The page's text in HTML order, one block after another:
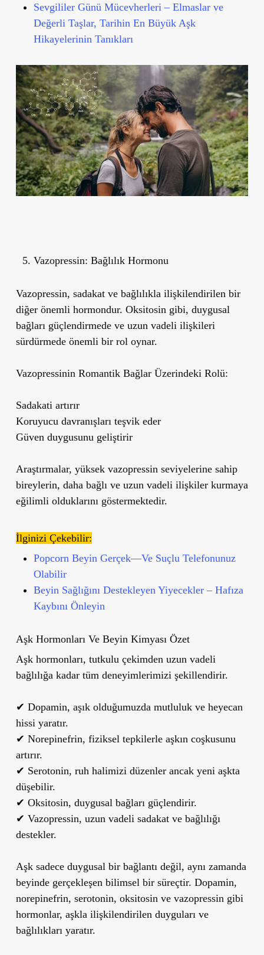
Sevgililer Günü Mücevherleri – Elmaslar ve
Değerli Taşlar, Tarihin En Büyük Aşk
Hikayelerinin Tanıkları
Vazopressin: Bağlılık Hormonu
Vazopressin, sadakat ve bağlılıkla ilişkilendirilen bir
diğer önemli hormondur. Oksitosin gibi, duygusal
bağları güçlendirmede ve uzun vadeli ilişkileri
sürdürmedeönemli bir rol oynar.
Vazopressinin Romantik Bağlar Üzerindeki Rolü:
Sadakati artırır
Koruyucu davranışları teşvik eder
Güven duygusunu geliştirir
Araştırmalar, yüksek vazopressin seviyelerine sahip
bireylerin, daha bağlı ve uzun vadeli ilişkiler kurmaya
eğilimli olduklarını göstermektedir.
İlginizi Çekebilir:
Popcorn Beyin Gerçek—Ve Suçlu Telefonunuz
Olabilir
Beyin Sağlığını Destekleyen Yiyecekler – Hafıza
Kaybını Önleyin
Aşk Hormonları Ve Beyin Kimyası Özet
Aşk hormonları, tutkulu çekimden uzun vadeli
bağlılığa kadar tüm deneyimlerimizi şekillendirir.
✔ Dopamin, aşık olduğumuzda mutluluk ve heyecan
hissi yaratır.
✔ Norepinefrin, fiziksel tepkilerle aşkın coşkusunu
artırır.
✔ Serotonin, ruh halimizi düzenler ancak yeni aşkta
düşebilir.
✔ Oksitosin, duygusal bağları güçlendirir.
✔ Vazopressin, uzun vadeli sadakat ve bağlılığı
destekler.
Aşk sadece duygusal bir bağlantı değil, aynı zamanda
beyinde gerçekleşen bilimsel bir süreçtir. Dopamin,
norepinefrin, serotonin, oksitosin ve vazopressin gibi
hormonlar, aşkla ilişkilendirilen duyguları ve
bağlılıkları yaratır.